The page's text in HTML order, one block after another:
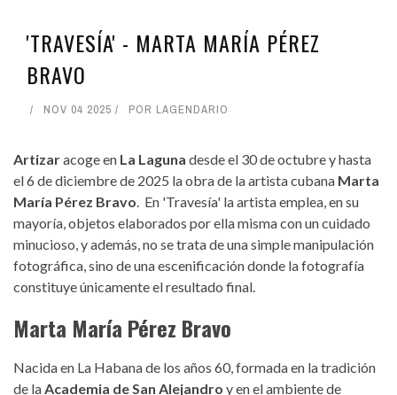
'TRAVESÍA' - MARTA MARÍA PÉREZ
BRAVO
NOV 04 2025 POR LAGENDARIO
Artizaracoge en La Laguna desde el 30 de octubre y hasta
el 6 de diciembre de 2025 la obra de la artista cubana Marta
María Pérez Bravo. En 'Travesía' la artista emplea, en su
mayoría, objetos elaborados por ella misma con un cuidado
minucioso, y además, no se trata de una simple manipulación
fotográfica, sino de una escenificación donde la fotografía
constituye únicamente el resultado final.
Marta María Pérez Bravo
Nacida en La Habana de los años 60, formada en la tradición
de laAcademia de San Alejandro y en el ambiente de